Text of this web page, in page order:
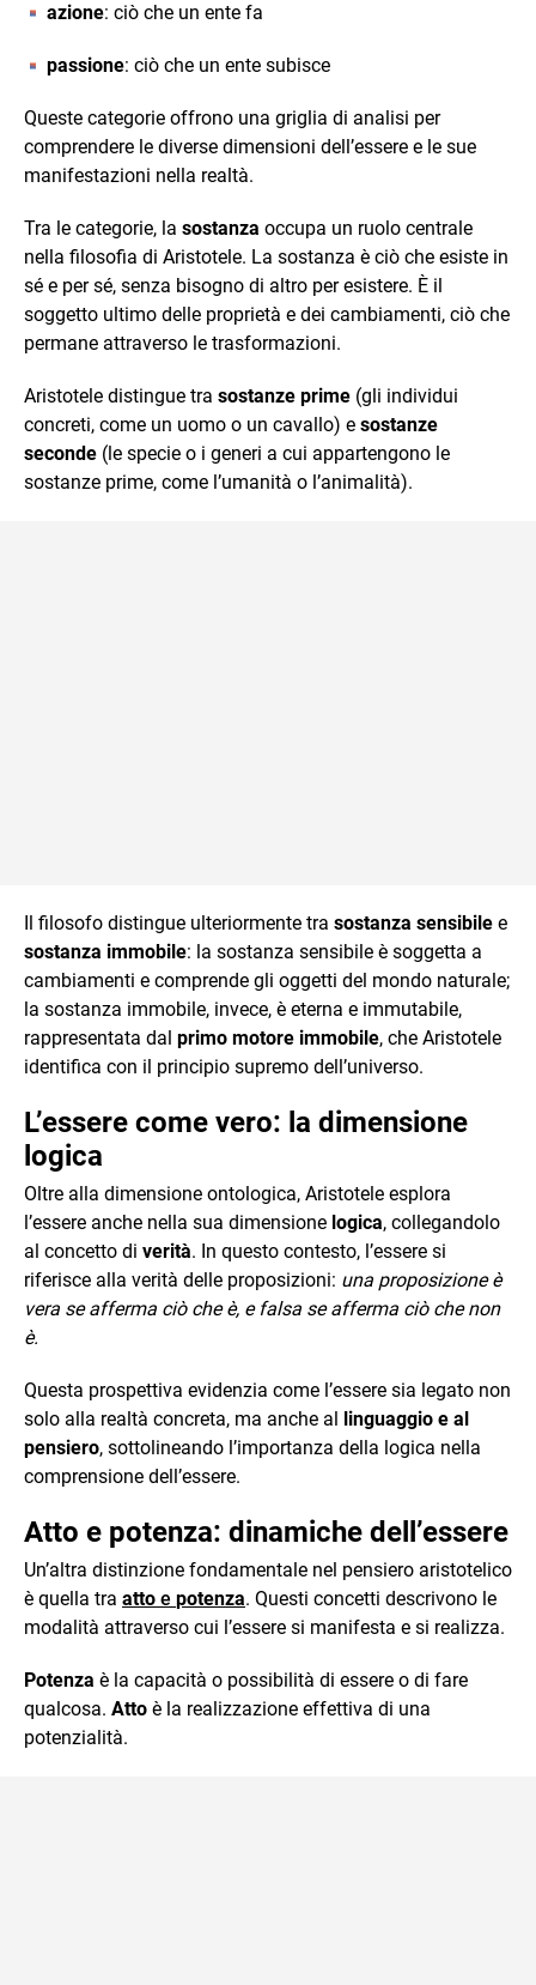
azione: ciò che un ente fa
passione: ciò che un ente subisce
Queste categorie offrono una griglia di analisi per
comprendere le diverse dimensioni dell’essere e le sue
manifestazioni nella realtà.
Tra le categorie, la sostanza occupa un ruolo centrale
nella filosofia di Aristotele. La sostanza è ciò che esiste in
sé e per sé, senza bisogno di altro per esistere. È il
soggetto ultimo delle proprietà e dei cambiamenti, ciò che
permane attraverso le trasformazioni.
Aristotele distingue tra sostanze prime (gli individui
concreti, come un uomo o un cavallo) e sostanze
seconde (le specie o i generi a cui appartengono le
sostanze prime, come l’umanità o l’animalità).
Il filosofo distingue ulteriormente tra sostanza sensibile e
sostanza immobile: la sostanza sensibile è soggetta a
cambiamenti e comprende gli oggetti del mondo naturale;
la sostanza immobile, invece, è eterna e immutabile,
rappresentata dal primo motore immobile, che Aristotele
identifica con il principio supremo dell’universo.
L’essere come vero: la dimensione
logica
Oltre alla dimensione ontologica, Aristotele esplora
l’essere anche nella sua dimensione logica, collegandolo
al concetto di verità. In questo contesto, l’essere si
riferisce alla verità delle proposizioni: una proposizione è
vera se afferma ciò che è, e falsa se afferma ciò che non
è.
Questa prospettiva evidenzia come l’essere sia legato non
solo alla realtà concreta, ma anche al linguaggio e al
pensiero, sottolineando l’importanza della logica nella
comprensione dell’essere.
Atto e potenza: dinamiche dell’essere
Un’altra distinzione fondamentale nel pensiero aristotelico
è quella tra atto e potenza. Questi concetti descrivono le
modalità attraverso cui l’essere si manifesta e si realizza.
Potenza è la capacità o possibilità di essere o di fare
qualcosa. Atto è la realizzazione effettiva di una
potenzialità.